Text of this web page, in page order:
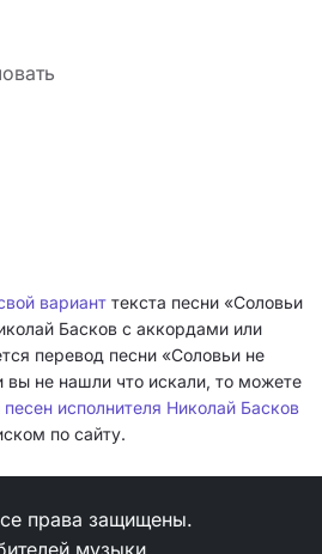
вариант текста песни «Соловьи
Басков с аккордами или
перевод песни «Соловьи не
вы не нашли что искали, то можете
песен исполнителя Николай Басков
по сайту.
права защищены.
музыки